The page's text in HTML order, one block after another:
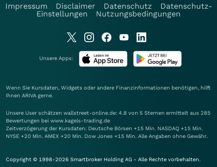
Impressum
Disclaimer Datenschutz
Datenschutz-
Einstellungen
Nutzungsbedingungen
Unsere Apps:
Wenn Sie Kursdaten, Widgets oder andere Finanzinformationen benötigen, hilft
Ihnen ARIVA gerne.
Unsere User schätzen wallstreet-online.de: 4.8 von 5 Sternen ermittelt aus 285
Bewertungen bei www.kagels-trading.de
Zeitverzögerung der Kursdaten: Deutsche Börsen +15 Min. NASDAQ +15 Min.
NYSE +20 Min. AMEX +20 Min. Dow Jones +15 Min. Alle Angaben ohne Gewähr.
Copyright © 1998-2026 Smartbroker Holding AG - Alle Rechte vorbehalten.